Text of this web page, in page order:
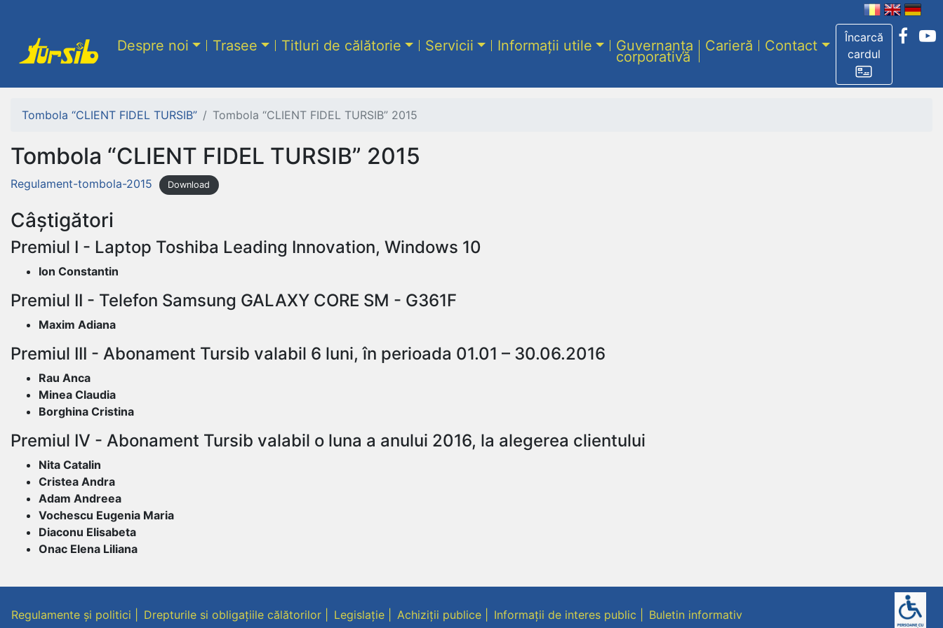
Încarcă
cardul
Despre noi Trasee Titluri de călătorie Servicii Informații utile Guvernanța
corporativă
Carieră Contact
Tombola “CLIENT FIDEL TURSIB” Tombola “CLIENT FIDEL TURSIB” 2015
Tombola “CLIENT FIDEL TURSIB” 2015
Regulament-tombola-2015 Download
Câștigători
Premiul I - Laptop Toshiba Leading Innovation, Windows 10
Ion Constantin
Premiul II - Telefon Samsung GALAXY CORE SM - G361F
Maxim Adiana
Premiul III - Abonament Tursib valabil 6 luni, în perioada 01.01 – 30.06.2016
Rau Anca
Minea Claudia
Borghina Cristina
Premiul IV - Abonament Tursib valabil o luna a anului 2016, la alegerea clientului
Nita Catalin
Cristea Andra
Adam Andreea
Vochescu Eugenia Maria
Diaconu Elisabeta
Onac Elena Liliana
Regulamente și politici Drepturile si obligațiile călătorilor Legislație Achiziții publice Informații de interes public Buletin informativ